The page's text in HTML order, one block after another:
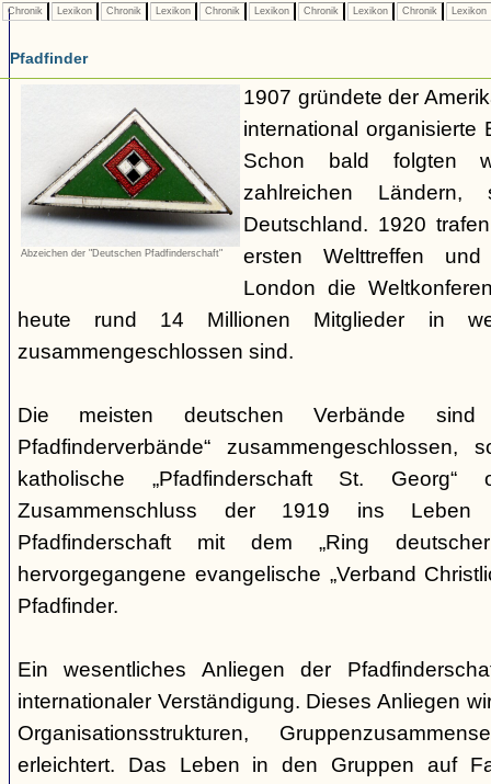
Chronik Lexikon Chronik Lexikon Chronik Lexikon Chronik Lexikon Chronik Lexikon
Pfadfinder
Abzeichen der "Deutschen Pfadfinderschaft"
1907 gründete der
international organisierte
Schon bald folgten
zahlreichen
Deutschland. 1920
ersten Welttreffen
London die
heute rund 14 Millionen Mitglieder in
zusammengeschlossen sind.
Die meisten deutschen Verbände
Pfadfinderverbände“
katholische „Pfadfinderschaft St.
Zusammenschluss der 1919 ins Leben
Pfadfinderschaft mit dem „Ring deutscher
hervorgegangene evangelische „Verband
Pfadfinder.
Ein wesentliches Anliegen der
internationaler Verständigung. Dieses Anliegen
Organisationsstrukturen,
erleichtert. Das Leben in den Gruppen auf